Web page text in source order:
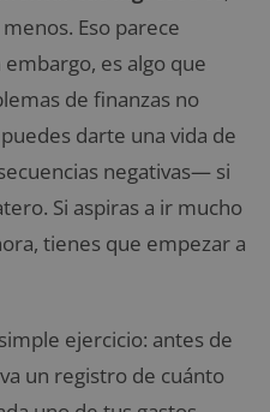
Eso parece
es algo que
de finanzas no
darte una vida de
negativas— si
Si aspiras a ir mucho
tienes que empezar a
ejercicio: antes de
un registro de cuánto